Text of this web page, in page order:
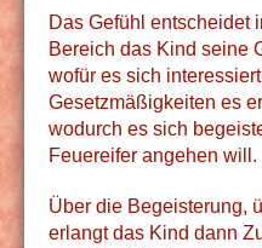
Das Gefühl entscheidet
Bereich das Kind seine
wofür es sich
Gesetzmäßigkeiten es
wodurch es sich
Feuereifer angehen will.
Über die Begeisterung,
erlangt das Kind dann